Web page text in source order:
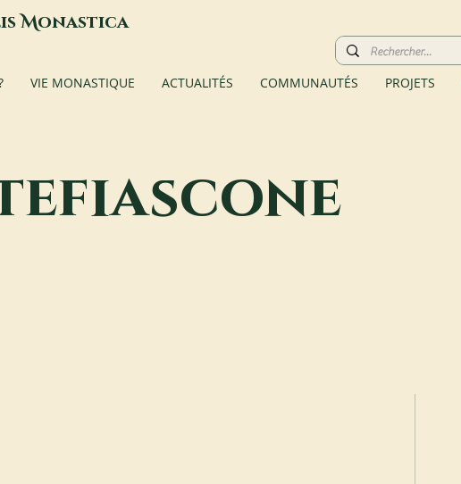
Monastica
VIE MONASTIQUE ACTUALITÉS COMMUNAUTÉS PROJETS